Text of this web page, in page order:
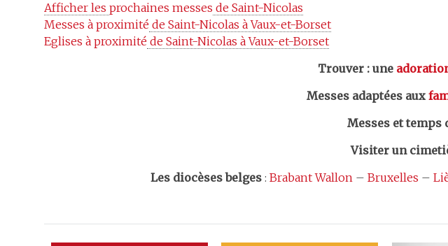
Afficher les prochaines messes de Saint-Nicolas
Messes à proximité de Saint-Nicolas à Vaux-et-Borset
Eglises à proximité de Saint-Nicolas à Vaux-et-Borset
Trouver : une
Messes adaptées aux
Messes et temps
Visiter un
Les diocèses belges : Brabant Wallon – Bruxelles –